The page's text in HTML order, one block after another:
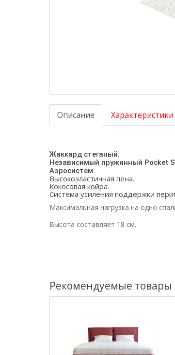
Описание Характеристики
Жаккард стеганый.
Независимый пружинный Pocket
Аэросистем.
Высокоэластичная пена.
Кокосовая койра.
Система усиления поддержки
Максимальная нагрузка на одно
Высота составляет 18 см.
Рекомендуемые товары